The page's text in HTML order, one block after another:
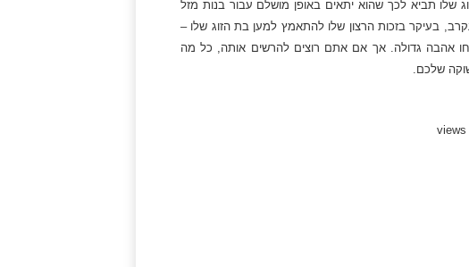
שלו תביא לכך שהוא יתאים באופן מושלם עבור בנות מזל
בעיקר בזכות הרצון שלו להתאמץ למען בת הזוג שלו –
אהבה גדולה. אך אם אתם רוצים להרשים אותה, כל מה
שלכם.